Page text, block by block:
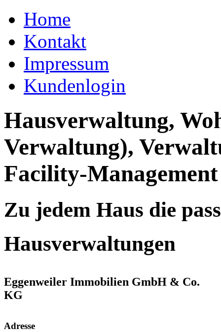
Home
Kontakt
Impressum
Kundenlogin
Hausverwaltung,
Verwaltung),
Facility-Management
Zu jedem Haus die
Hausverwaltungen
Eggenweiler Immobilien GmbH & Co.
KG
Adresse